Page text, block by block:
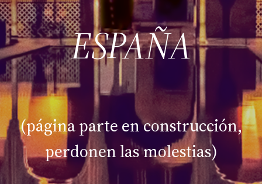
ESPAÑA
(página parte en construcción,
perdonen las molestias)